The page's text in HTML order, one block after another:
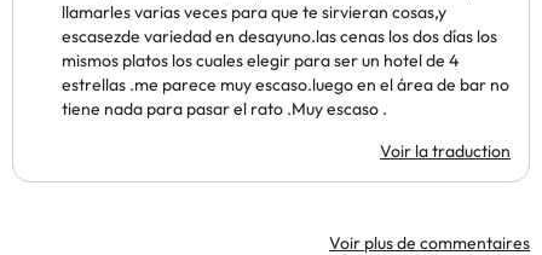
llamarles varias veces para que te sirvieran cosas,y
escasezde variedad en desayuno.las cenas los dos días los
mismos platos los cuales elegir para ser un hotel de 4
estrellas .me parece muy escaso.luego en el área de bar no
tiene nada para pasar el rato .Muy escaso .
Voir la traduction
Voir plus de commentaires